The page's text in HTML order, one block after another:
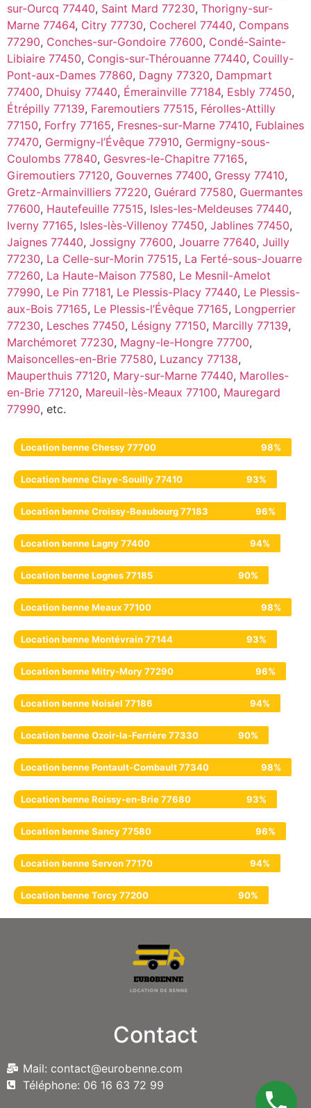
sur-Ourcq 77440, Saint Mard 77230, Thorigny-sur-
Marne 77464, Citry 77730, Cocherel 77440, Compans
77290, Conches-sur-Gondoire 77600, Condé-Sainte-
Libiaire 77450, Congis-sur-Thérouanne 77440, Couilly-
Pont-aux-Dames 77860, Dagny 77320, Dampmart
77400, Dhuisy 77440, Émerainville 77184, Esbly 77450,
Étrépilly 77139, Faremoutiers 77515, Férolles-Attilly
77150, Forfry 77165, Fresnes-sur-Marne 77410, Fublaines
77470, Germigny-l’Évêque 77910, Germigny-sous-
Coulombs 77840, Gesvres-le-Chapitre 77165,
Giremoutiers 77120, Gouvernes 77400, Gressy 77410,
Gretz-Armainvilliers 77220, Guérard 77580, Guermantes
77600, Hautefeuille 77515, Isles-les-Meldeuses 77440,
Iverny 77165, Isles-lès-Villenoy 77450, Jablines 77450,
Jaignes 77440, Jossigny 77600, Jouarre 77640, Juilly
77230, La Celle-sur-Morin 77515, La Ferté-sous-Jouarre
77260, La Haute-Maison 77580, Le Mesnil-Amelot
77990, Le Pin 77181, Le Plessis-Placy 77440, Le Plessis-
aux-Bois 77165, Le Plessis-l’Évêque 77165, Longperrier
77230, Lesches 77450, Lésigny 77150, Marcilly 77139,
Marchémoret 77230, Magny-le-Hongre 77700,
Maisoncelles-en-Brie 77580, Luzancy 77138,
Mauperthuis 77120, Mary-sur-Marne 77440, Marolles-
en-Brie 77120, Mareuil-lès-Meaux 77100, Mauregard
77990, etc.
Location benne Chessy 77700 98%
Location benne Claye-Souilly 77410 93%
Location benne Croissy-Beaubourg 77183 96%
Location benne Lagny 77400 94%
Location benne Lognes 77185 90%
Location benne Meaux 77100 98%
Location benne Montévrain 77144 93%
Location benne Mitry-Mory 77290 96%
Location benne Noisiel 77186 94%
Location benne Ozoir-la-Ferrière 77330 90%
Location benne Pontault-Combault 77340 98%
Location benne Roissy-en-Brie 77680 93%
Location benne Sancy 77580 96%
Location benne Servon 77170 94%
Location benne Torcy 77200 90%
Contact
Mail: contact@eurobenne.com
Téléphone: 06 16 63 72 99